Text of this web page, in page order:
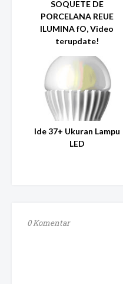
SOQUETE DE
PORCELANA REUE
ILUMINA fO, Video
terupdate!
Ide 37+ Ukuran Lampu
LED
0 Komentar